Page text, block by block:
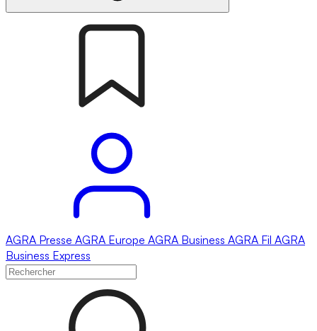
AGRA Presse AGRA Europe AGRA Business AGRA Fil AGRA
Business Express